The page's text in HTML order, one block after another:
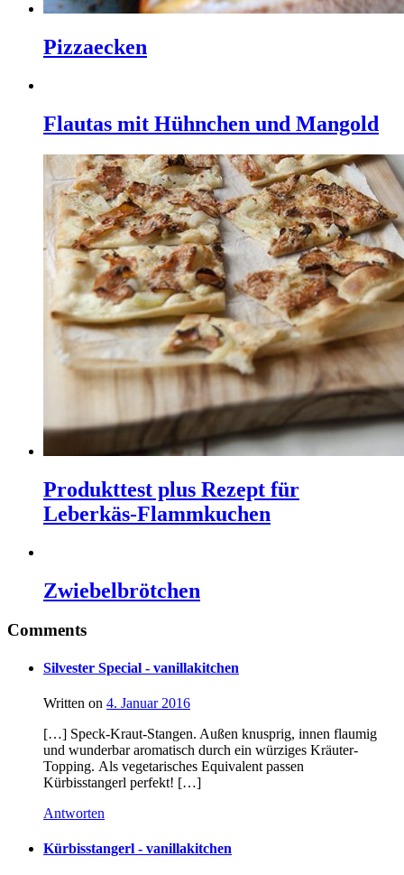
Pizzaecken
Flautas mit Hühnchen und Mangold
Produkttest plus Rezept für
Leberkäs-Flammkuchen
Zwiebelbrötchen
Comments
Silvester Special - vanillakitchen
Written on 4. Januar 2016
[…] Speck-Kraut-Stangen. Außen knusprig, innen flaumig
und wunderbar aromatisch durch ein würziges Kräuter-
Topping. Als vegetarisches Equivalent passen
Kürbisstangerl perfekt! […]
Antworten
Kürbisstangerl - vanillakitchen